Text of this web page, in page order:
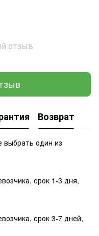
отзыв
Возврат
один из
срок 1-3 дня,
срок 3-7 дней,